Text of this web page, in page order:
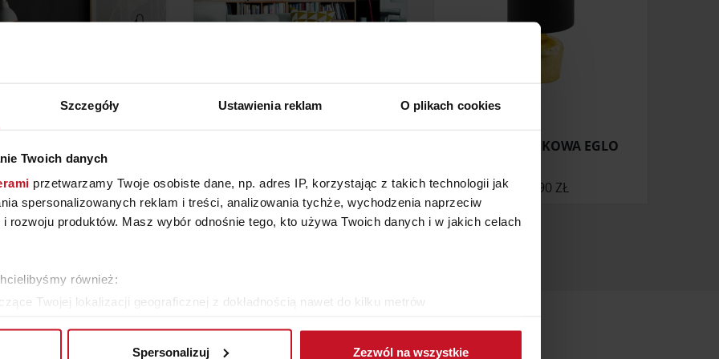
Szczegóły Ustawienia reklam O plikach cookies
Twoich danych
przetwarzamy Twoje osobiste dane, np. adres IP, korzystając z takich technologii jak
spersonalizowanych reklam i treści, analizowania tychże, wychodzenia naprzeciw
rozwoju produktów. Masz wybór odnośnie tego, kto używa Twoich danych i w jakich celach
również:
Twojej lokalizacji geograficznej z dokładnością nawet do kilku metrów
Spersonalizuj Zezwól na wszystkie
O CENĘ W SALONIE ZAPYTAJ O CENĘ W SALONIE
LAMPA BIURKOWA EGLO
229,90 ZŁ